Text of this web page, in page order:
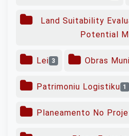
Land Suitability
Potential
Lei 3 Obras
Patrimoniu Logistiku 1
Planeamento No